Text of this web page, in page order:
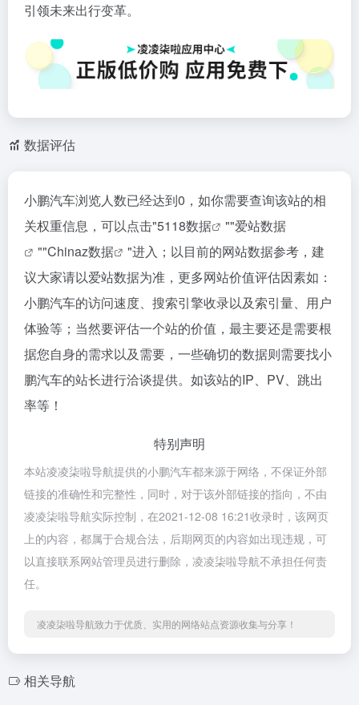
引领未来出行变革。
数据评估
小鹏汽车浏览人数已经达到0，如你需要查询该站的相
关权重信息，可以点击"5118数据 ""爱站数据
""Chinaz数据
"进入；以目前的网站数据参考，建
议大家请以爱站数据为准，更多网站价值评估因素如：
小鹏汽车的访问速度、搜索引擎收录以及索引量、用户
体验等；当然要评估一个站的价值，最主要还是需要根
据您自身的需求以及需要，一些确切的数据则需要找小
鹏汽车的站长进行洽谈提供。如该站的IP、PV、跳出
率等！
特别声明
本站凌凌柒啦导航提供的小鹏汽车都来源于网络，不保证外部
链接的准确性和完整性，同时，对于该外部链接的指向，不由
凌凌柒啦导航实际控制，在2021-12-08 16:21收录时，该网页
上的内容，都属于合规合法，后期网页的内容如出现违规，可
以直接联系网站管理员进行删除，凌凌柒啦导航不承担任何责
任。
凌凌柒啦导航致力于优质、实用的网络站点资源收集与分享！
相关导航